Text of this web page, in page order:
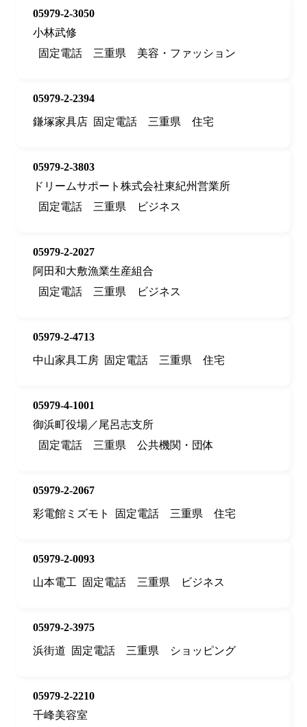
05979-2-3050
小林武修
固定電話
三重県 美容・ファッション
05979-2-2394
鎌塚家具店 固定電話 三重県 住宅
05979-2-3803
ドリームサポート株式会社東紀州営業所
固定電話
三重県 ビジネス
05979-2-2027
阿田和大敷漁業生産組合
固定電話
三重県 ビジネス
05979-2-4713
中山家具工房 固定電話 三重県 住宅
05979-4-1001
御浜町役場／尾呂志支所
固定電話
三重県 公共機関・団体
05979-2-2067
彩電館ミズモト
固定電話 三重県 住宅
05979-2-0093
山本電工
固定電話 三重県 ビジネス
05979-2-3975
浜街道
固定電話 三重県 ショッピング
05979-2-2210
千峰美容室